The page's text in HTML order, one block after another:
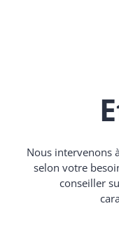
Nous intervenons
selon votre
conseiller